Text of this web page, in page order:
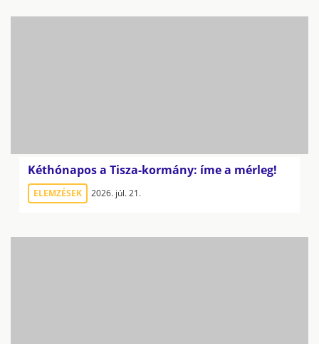
Kéthónapos a Tisza-kormány: íme a mérleg!
ELEMZÉSEK 2026. júl. 21.